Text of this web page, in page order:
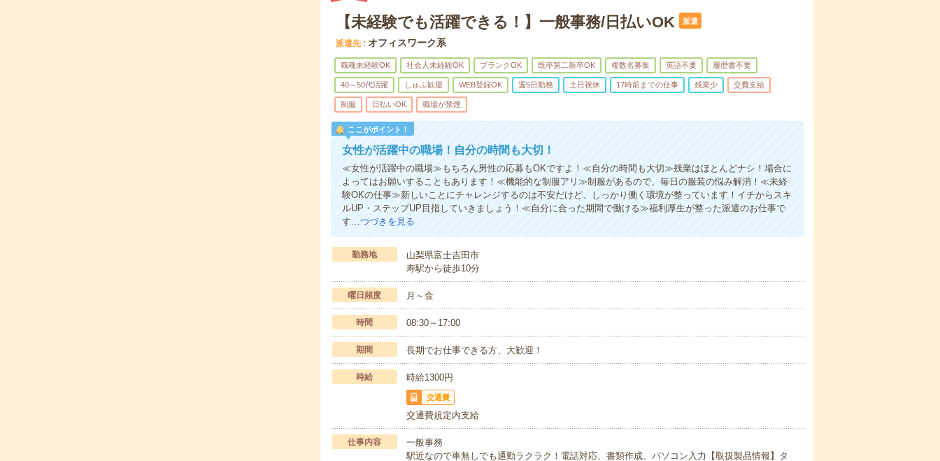
【未経験でも活躍できる！】一般事務/日払いOK 派遣
派遣先 オフィスワーク系
職種未経験OK 社会人未経験OK ブランクOK 既卒第二新卒OK 複数名募集 英語不要 履歴書不要
40～50代活躍 しゅふ歓迎 WEB登録OK 週5日勤務 土日祝休 17時前までの仕事 残業少 交費支給
制服 日払いOK 職場が禁煙
ここがポイント！
女性が活躍中の職場！自分の時間も大切！
≪女性が活躍中の職場≫もちろん男性の応募もOKですよ！≪自分の時間も大切≫残業はほとんどナシ！場合に
よってはお願いすることもあります！≪機能的な制服アリ≫制服があるので、毎日の服装の悩み解消！≪未経
験OKの仕事≫新しいことにチャレンジするのは不安だけど、しっかり働く環境が整っています！イチからスキ
ルUP・ステップUP目指していきましょう！≪自分に合った期間で働ける≫福利厚生が整った派遣のお仕事で
す…つづきを見る
勤務地
山梨県富士吉田市
寿駅から徒歩10分
曜日頻度 月～金
時間 08:30～17:00
期間 長期でお仕事できる方、大歓迎！
時給 時給1300円
交通費
交通費規定内支給
仕事内容
一般事務
駅近なので車無しでも通勤ラクラク！電話対応、書類作成、パソコン入力【取扱製品情報】タ